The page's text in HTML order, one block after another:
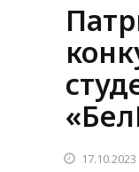
17.10.2023